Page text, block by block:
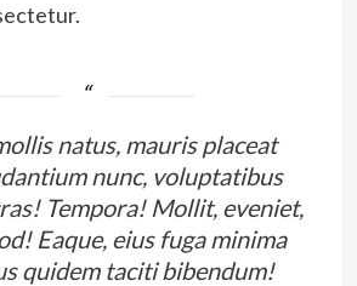
natus, mauris placeat
nunc, voluptatibus
Tempora! Mollit, eveniet,
Eaque, eius fuga minima
quidem taciti bibendum!